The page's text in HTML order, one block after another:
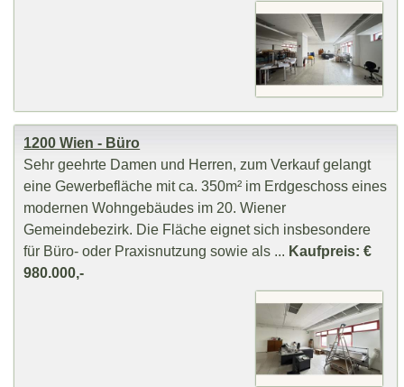
1200 Wien - Büro
Sehr geehrte Damen und Herren, zum Verkauf gelangt
eine Gewerbefläche mit ca. 350m² im Erdgeschoss eines
modernen Wohngebäudes im 20. Wiener
Gemeindebezirk. Die Fläche eignet sich insbesondere
für Büro- oder Praxisnutzung sowie als ... Kaufpreis: €
980.000,-